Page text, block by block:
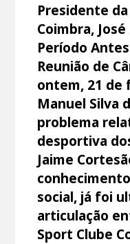
Presidente
Coimbra,
Período
Reunião de
ontem, 21 de
Manuel Silva
problema
desportiva
Jaime
social, já foi
articulação
Sport Clube